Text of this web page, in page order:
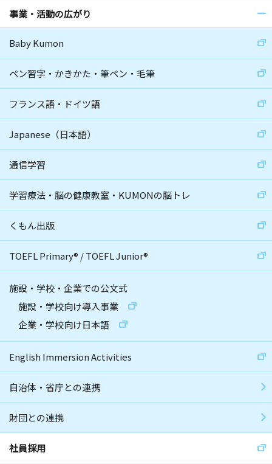
事業・活動の広がり
Baby Kumon
ペン習字・かきかた・筆ペン・毛筆
フランス語・ドイツ語
Japanese（日本語）
通信学習
学習療法・脳の健康教室・KUMONの脳トレ
くもん出版
TOEFL Primary® /TOEFL Junior®
施設・学校・企業での公文式
施設・学校向け導入事業
企業・学校向け日本語
English Immersion Activities
自治体・省庁との連携
財団との連携
社員採用